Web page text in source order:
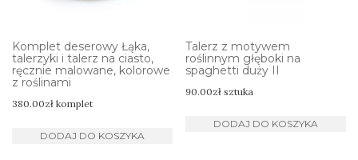
Komplet deserowy Łąka,
talerzyki i talerz na ciasto,
ręcznie malowane, kolorowe
z roślinami
380.00zł komplet
DODAJ DO KOSZYKA
Talerz z motywem
roślinnym głęboki na
spaghetti duży II
90.00zł sztuka
DODAJ DO KOSZYKA